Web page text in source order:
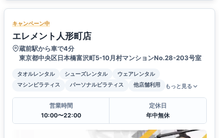
キャンペーン中
エレメント人形町店
蔵前駅から車で4分
東京都中央区日本橋富沢町5-10月村マンションNo.28-203号室
タオルレンタル シューズレンタル
ウェアレンタル
マシンピラティス
パーソナルピラティス 他店舗利用 もっと見る
営業時間
10:00〜22:00
定休日
年中無休